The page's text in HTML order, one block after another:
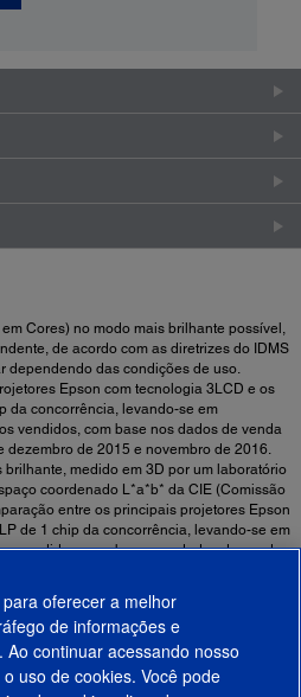
Cores) no modo mais brilhante possível,
de acordo com as diretrizes do IDMS
dependendo das condições de uso.
Epson com tecnologia 3LCD e os
da concorrência, levando-se em
vendidos, com base nos dados de venda
dezembro de 2015 e novembro de 2016.
brilhante, medido em 3D por um laboratório
coordenado L*a*b* da CIE (Comissão
entre os principais projetores Epson
de 1 chip da concorrência, levando-se em
vendidos, com base nos dados de venda
Sobre Ambientes de Uso de Projetores
oferecer a melhor
de informações e
continuar acessando nosso
uso de cookies. Você pode